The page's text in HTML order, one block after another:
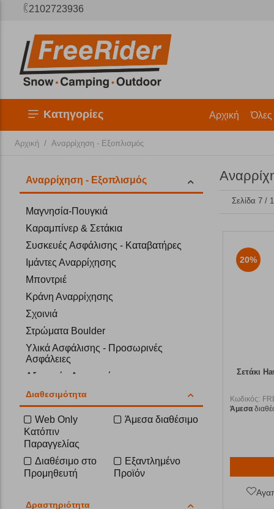
2102723936
Κατηγορίες Αρχική Όλες
Αρχική / Αναρρίχηση - Εξοπλισμός
Αναρρίχηση - Εξοπλισμός
Μαγνησία-Πουγκιά
Καραμπίνερ & Σετάκια
Συσκευές Ασφάλισης - Καταβατήρες
Ιμάντες Αναρρίχησης
Μποντριέ
Κράνη Αναρρίχησης
Σχοινιά
Στρώματα Boulder
Υλικά Ασφάλισης - Προσωρινές
Ασφάλειες
Αξεσουάρ Αναρριχήσης
Γυαλιά Ασφάλισης
Πιασίματα Αναρρίχησης
Πλακέτες & Αγκύρια
Εξοπλισμός Ενδυνάμωσης
Εργασία Σε Ύψος
Διαθεσιμότητα
Web Only
Κατόπιν
Παραγγελίας
Άμεσα διαθέσιμο
Διαθέσιμο στο
Προμηθευτή
Εξαντλημένο
Προϊόν
Δραστηριότητα
Σελίδα 7 /
20%
Σετάκι
Κωδικός:
Άμεσα